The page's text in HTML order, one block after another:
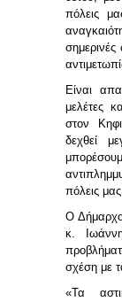
πόλεις
Είναι
μελέτες
στον
δεχθεί
πόλεις
Ο
κ.
σχέση με
«Τα